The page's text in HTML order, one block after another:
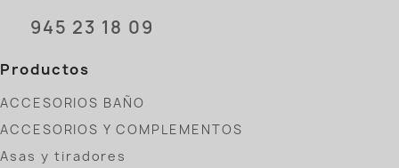
945 23 18 09
Productos
ACCESORIOS BAÑO
ACCESORIOS Y COMPLEMENTOS
Asas y tiradores